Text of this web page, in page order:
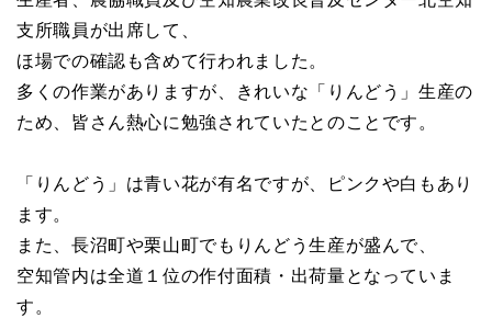
支所職員が出席して、
ほ場での確認も含めて行われました。
多くの作業がありますが、きれいな「りんどう」生産の
ため、皆さん熱心に勉強されていたとのことです。
「りんどう」は青い花が有名ですが、ピンクや白もあり
ます。
また、長沼町や栗山町でもりんどう生産が盛んで、
空知管内は全道１位の作付面積・出荷量となっていま
す。